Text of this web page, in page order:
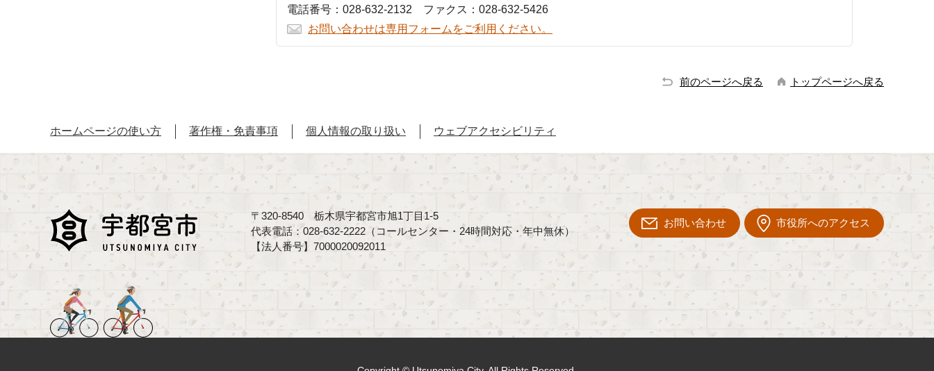
電話番号：028-632-2132 ファクス：028-632-5426
お問い合わせは専用フォームをご利用ください。
前のページへ戻る トップページへ戻る
ホームページの使い方 著作権・免責事項 個人情報の取り扱い ウェブアクセシビリティ
〒320-8540 栃木県宇都宮市旭1丁目1-5
代表電話：028-632-2222（コールセンター・24時間対応・年中無休）
【法人番号】7000020092011
お問い合わせ 市役所へのアクセス